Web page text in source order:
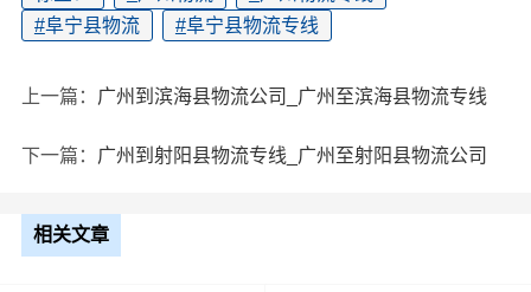
#阜宁县物流 #阜宁县物流专线
上一篇： 广州到滨海县物流公司_广州至滨海县物流专线
下一篇： 广州到射阳县物流专线_广州至射阳县物流公司
相关文章